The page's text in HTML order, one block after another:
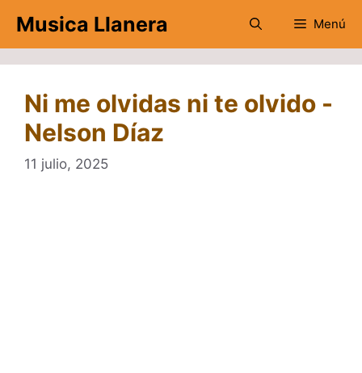
contenido
Musica Llanera Menú
Ni me olvidas ni te olvido -
Nelson Díaz
11 julio, 2025